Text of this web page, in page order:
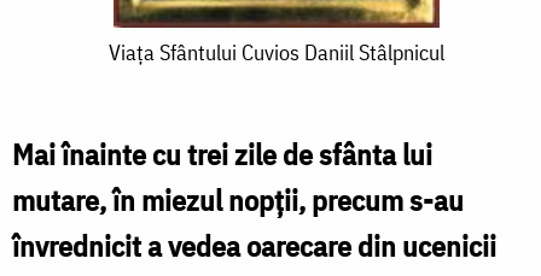
Cuvios
Daniil
Stâlpnicul
Viața Sfântului Cuvios Daniil Stâlpnicul
Mai înainte cu trei zile de sfânta lui
mutare, în miezul nopții, precum s-au
învrednicit a vedea oarecare din ucenicii